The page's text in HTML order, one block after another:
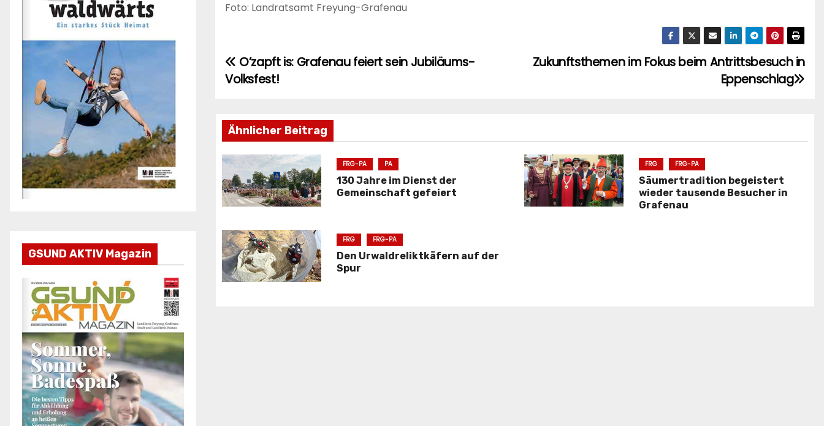
GSUND AKTIV Magazin
Foto: Landratsamt Freyung-Grafenau
Beitragsnavigation
Zukunftsthemen im Fokus beim Antrittsbesuch in
Eppenschlag
O’zapft is: Grafenau feiert sein Jubiläums-
Volksfest!
Ähnlicher Beitrag
FRG-PA PA
130 Jahre im Dienst der
Gemeinschaft gefeiert
FRG FRG-PA
Säumertradition begeistert
wieder tausende Besucher in
Grafenau
FRG FRG-PA
Den Urwaldreliktkäfern auf der
Spur